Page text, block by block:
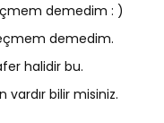
demedim : )
demedim.
halidir bu.
bilir misiniz.